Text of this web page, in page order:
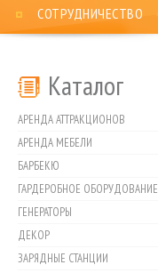
СОТРУДНИЧЕСТВО
Каталог
АРЕНДА АТТРАКЦИОНОВ
АРЕНДА МЕБЕЛИ
БАРБЕКЮ
ГАРДЕРОБНОЕ ОБОРУДОВАНИЕ
ГЕНЕРАТОРЫ
ДЕКОР
ЗАРЯДНЫЕ СТАНЦИИ